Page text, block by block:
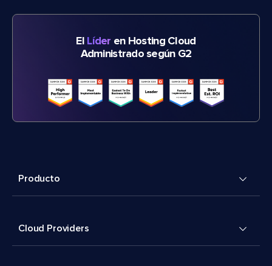
El Líder en Hosting Cloud
Administrado según G2
Producto
Cloud Providers